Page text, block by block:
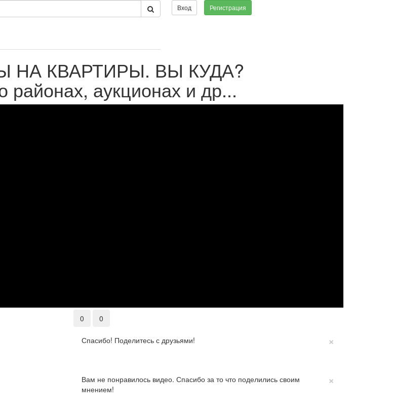
Вход Регистрация
НА КВАРТИРЫ. ВЫ КУДА?
аукционах и др...
0 0
×
Спасибо! Поделитесь с друзьями!
×
Вам не понравилось видео. Спасибо за то что поделились своим
мнением!